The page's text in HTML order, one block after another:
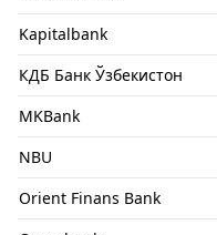
Kapitalbank
КДБ Банк Ўзбекистон
MKBank
NBU
Orient Finans Bank